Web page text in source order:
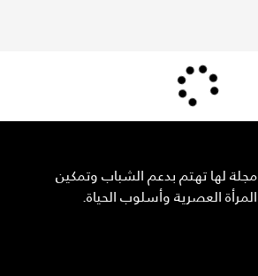
مجلة لها تهتم بدعم الشباب وتمكين
المرأة العصرية وأسلوب الحياة.